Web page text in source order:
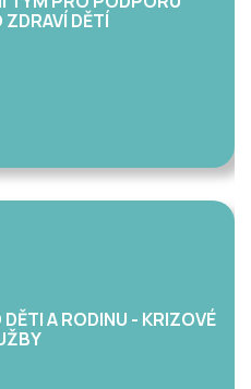
ZDRAVÍ DĚTÍ
A RODINU - KRIZOVÉ